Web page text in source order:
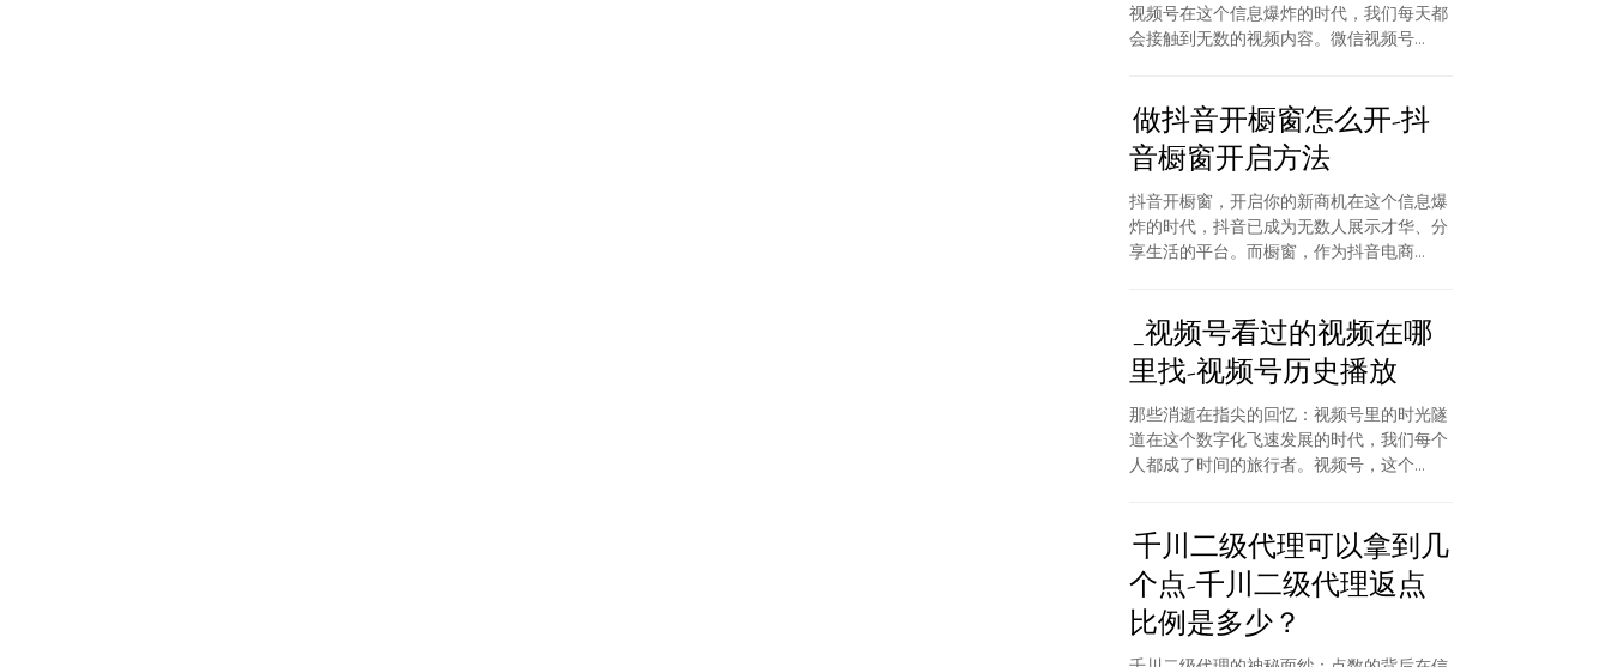
视频号在这个信息爆炸的时代，我们每天都
会接触到无数的视频内容。微信视频号...
做抖音开橱窗怎么开-抖
音橱窗开启方法
抖音开橱窗，开启你的新商机在这个信息爆
炸的时代，抖音已成为无数人展示才华、分
享生活的平台。而橱窗，作为抖音电商...
_视频号看过的视频在哪
里找-视频号历史播放
那些消逝在指尖的回忆：视频号里的时光隧
道在这个数字化飞速发展的时代，我们每个
人都成了时间的旅行者。视频号，这个...
千川二级代理可以拿到几
个点-千川二级代理返点
比例是多少？